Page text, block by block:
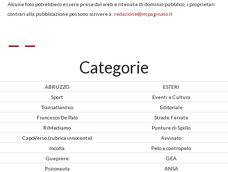
Alcune foto potrebbero essere prese dal web e ritenute di dominio pubblico; i proprietari
contrari alla pubblicazione possono scrivere a: redazione@impaginato.it
Categorie
ABRUZZO
ESTERI
Sport
Eventi e Cultura
Transatlantico
Editoriale
Francesco De Palo
Strade Ferrate
RiMediamo
Punture di Spillo
CapoVerso (rubrica innocente)
Avvinato
Incolta
Pelo e contropelo
Guepiere
GEA
Psiconauta
ANSA